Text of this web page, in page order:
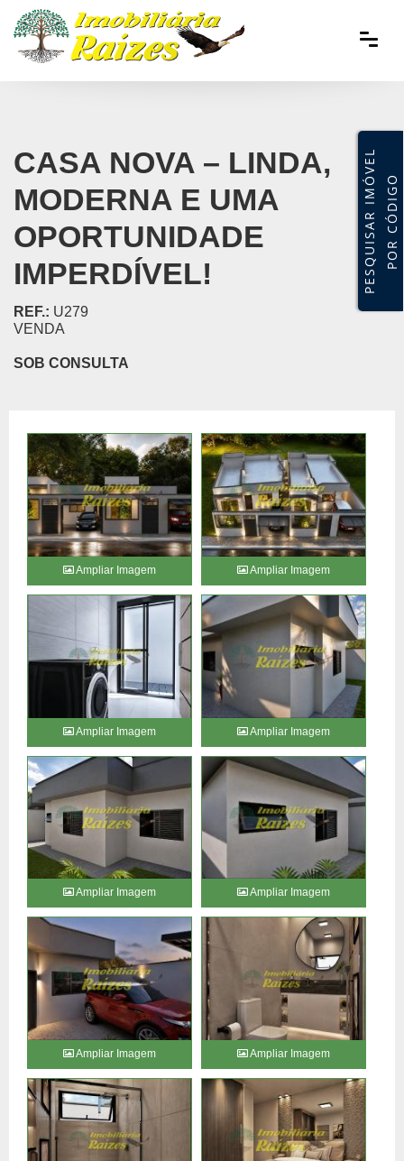
P
E
S
Q
U
I
S
A
R
I
MÓ
V
E
L
P
O
R
C
Ó
D
I
GO
CASA NOVA – LINDA,
MODERNA E UMA
OPORTUNIDADE
IMPERDÍVEL!
REF.: U279
VENDA
SOB CONSULTA
Ampliar Imagem Ampliar Imagem
Ampliar Imagem Ampliar Imagem
Ampliar Imagem Ampliar Imagem
Ampliar Imagem Ampliar Imagem